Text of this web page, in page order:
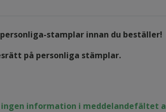
stamplar innan du beställer!
på personliga stämplar.
information i meddelandefältet